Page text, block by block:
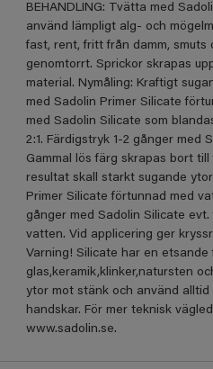
BEHANDLING: Tvätta med
använd lämpligt alg- och
fast, rent, fritt från damm, smuts
genomtorrt. Sprickor skrapas
material. Nymåling: Kraftigt
med Sadolin Primer Silicate
med Sadolin Silicate som
2:1. Färdigstryk 1-2 gånger med
Gammal lös färg skrapas bort
resultat skall starkt sugande
Primer Silicate förtunnad med
gånger med Sadolin Silicate evt.
vatten. Vid applicering ger
Varning! Silicate har en etsande
glas,keramik,klinker,natursten
ytor mot stänk och använd alltid
handskar. För mer teknisk
www.sadolin.se.